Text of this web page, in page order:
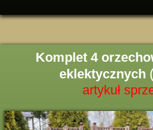
Komplet 4
eklektycznych
artykuł